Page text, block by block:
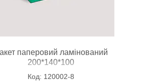
паперовий ламінований
200*140*100
120002-8